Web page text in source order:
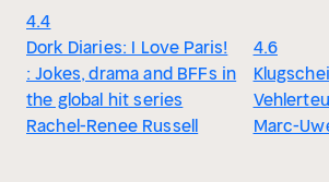
4.4
Dork Diaries: I Love Paris!
: Jokes, drama and BFFs in
the global hit series
Rachel-Renee Russell
4.6
Marc-